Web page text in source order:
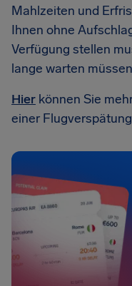
Mahlzeiten und
Ihnen ohne
Verfügung stellen
lange warten
Hier können Sie
einer